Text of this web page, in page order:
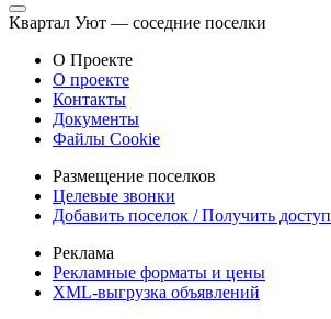
Квартал Уют — соседние поселки
О Проекте
О проекте
Контакты
Документы
Файлы Cookie
Размещение поселков
Целевые звонки
Добавить поселок / Получить доступ
Реклама
Рекламные форматы и цены
XML-выгрузка объявлений